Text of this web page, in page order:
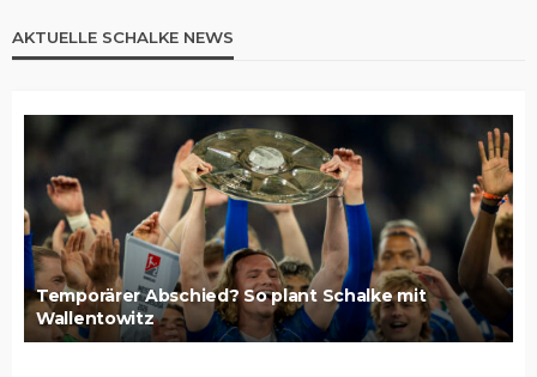
AKTUELLE SCHALKE NEWS
Temporärer Abschied? So plant Schalke mit
Wallentowitz